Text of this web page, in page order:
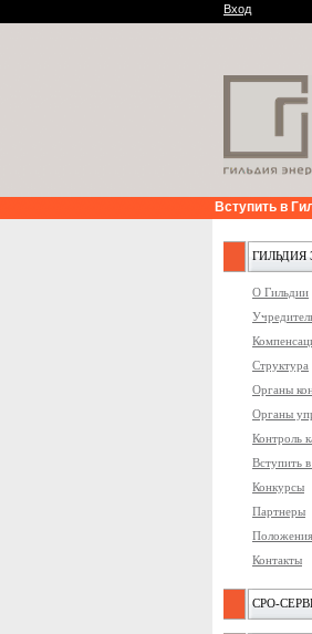
Вход
Вступить в
ГИЛЬДИЯ
О Гильдии
Структура
Органы
Органы
Контроль
Вступить
Конкурсы
Партнеры
Контакты
СРО-